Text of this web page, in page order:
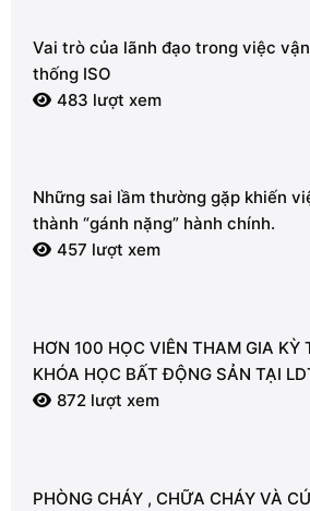
Vai trò của lãnh đạo trong việc
thống ISO
483 lượt xem
Những sai lầm thường gặp khiến
thành “gánh nặng” hành chính.
457 lượt xem
HƠN 100 HỌC VIÊN THAM GIA KỲ
KHÓA HỌC BẤT ĐỘNG SẢN TẠI
872 lượt xem
PHÒNG CHÁY , CHỮA CHÁY VÀ